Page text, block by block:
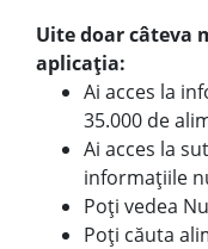
Uite doar câteva
aplicația:
Ai acces la
35.000 de
Ai acces la
informațiile
Poți vedea
Poți căuta